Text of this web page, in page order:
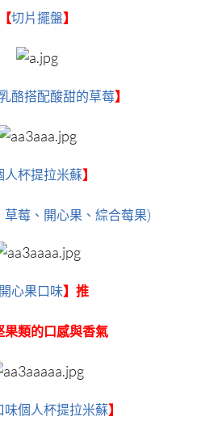
【切片擺盤】
酪搭配酸甜的草莓】
人杯提拉米蘇】
草莓、開心果、綜合莓果)
開心果口味】推
果類的口感與香氣
味個人杯提拉米蘇】